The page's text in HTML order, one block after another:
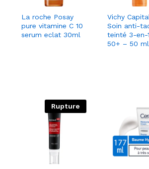
La roche Posay
pure vitamine C 10
serum eclat 30ml
Vichy
Soin anti-
teinté 3-en-
50+ – 50 ml
Rupture